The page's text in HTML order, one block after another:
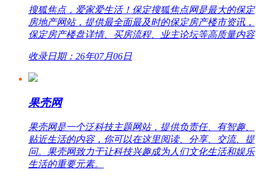
搜狐焦点，爱家爱生活！保定搜狐焦点网是最大的保定
房地产网站，提供最全面最及时的保定房产楼市资讯，
保定房产楼盘详情、买房流程、业主论坛等高质量内容
收录日期：26年07月06日
果壳网
果壳网是一个泛科技主题网站，提供负责任、有智趣、
贴近生活的内容，你可以在这里阅读、分享、交流、提
问。果壳网致力于让科技兴趣成为人们文化生活和娱乐
生活的重要元素。